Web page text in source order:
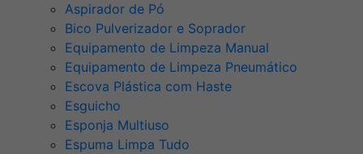
Aspirador de Pó
Bico Pulverizador e Soprador
Equipamento de Limpeza Manual
Equipamento de Limpeza Pneumático
Escova Plástica com Haste
Esguicho
Esponja Multiuso
Espuma Limpa Tudo